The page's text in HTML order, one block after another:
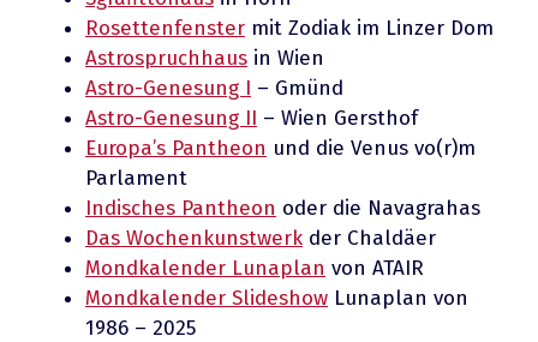
Rosettenfenster mit Zodiak im Linzer Dom
Astrospruchhaus in Wien
Astro-Genesung I – Gmünd
Astro-Genesung II – Wien Gersthof
Europa’s Pantheon und die Venus vo(r)m
Parlament
Indisches Pantheon oder die Navagrahas
Das Wochenkunstwerk der Chaldäer
Mondkalender Lunaplan von ATAIR
Mondkalender Slideshow Lunaplan von
1986 – 2025